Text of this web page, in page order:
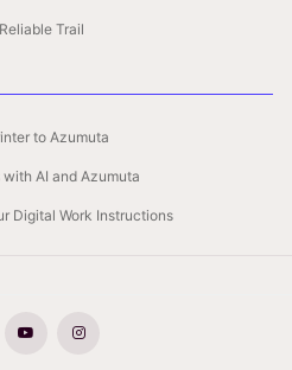
Trail
to Azumuta
AI and Azumuta
Digital Work Instructions